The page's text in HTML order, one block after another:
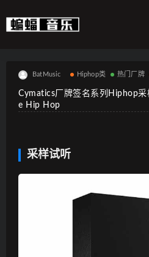
BatMusic Hiphop类 热门厂牌
Cymatics厂牌签名系列Hiphop
e Hip Hop
采样试听